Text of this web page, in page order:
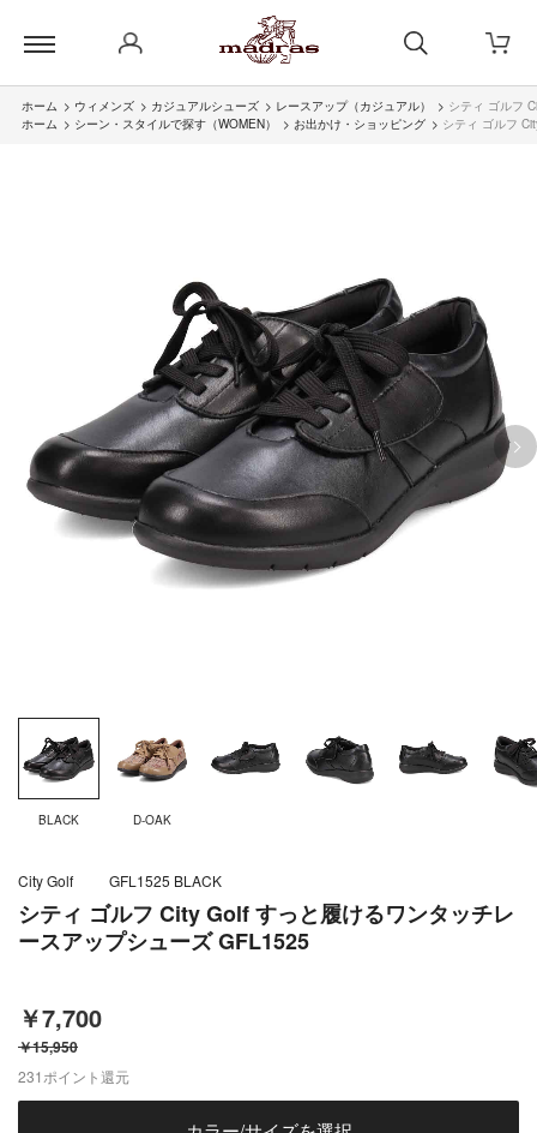
ホーム > ウィメンズ > カジュアルシューズ > レースアップ（カジュアル） > シティ ゴルフ
ホーム > シーン・スタイルで探す（WOMEN） > お出かけ・ショッピング > シティ ゴルフ
BLACK D-OAK
シティ ゴルフ City Golf すっと履けるワンタッチレ
ースアップシューズ GFL1525
￥7,700
￥15,950
City Golf GFL1525 BLACK
231 ポイント還元